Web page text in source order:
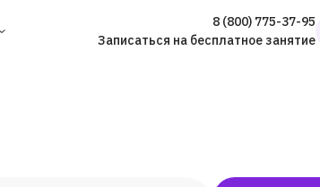
8 (800) 775-37-95
Записаться на бесплатное занятие